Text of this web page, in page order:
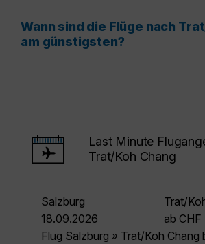
Wann sind die Flüge nach
am günstigsten?
Last Minute
Trat/Koh Chang
Salzburg
Trat/
18.09.2026
ab CHF
Flug Salzburg » Trat/Koh Chang